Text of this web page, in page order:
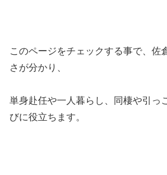
このページをチェックする事で、佐
さが分かり、
単身赴任や一人暮らし、同棲や引っ
びに役立ちます。